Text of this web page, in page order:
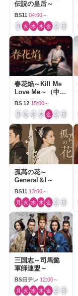
伝説の皇后～
BS11 04:00～
月 火 水 木 金 土 日
春花焔～Kill Me
Love Me～（中国
ドラマ）
BS 12 15:00～
月 火 水 木 金 土 日
孤高の花～
General＆I～
BS11 13:00～
月 火 水 木 金 土 日
三国志～司馬懿
軍師連盟～
BS日テレ 12:00～
月 火 水 木 金 土 日